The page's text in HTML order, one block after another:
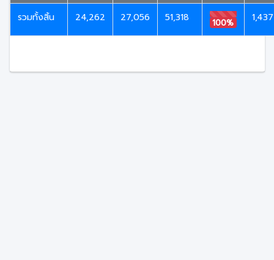
รวมทั้งสิ้น 24,262 27,056 51,318 100% 1,437